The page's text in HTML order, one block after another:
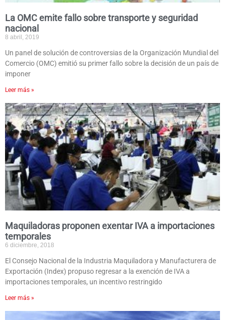
La OMC emite fallo sobre transporte y seguridad
nacional
8 abril, 2019
Un panel de solución de controversias de la Organización Mundial del
Comercio (OMC) emitió su primer fallo sobre la decisión de un país de
imponer
Leer más »
Maquiladoras proponen exentar IVA a importaciones
temporales
6 diciembre, 2018
El Consejo Nacional de la Industria Maquiladora y Manufacturera de
Exportación (Index) propuso regresar a la exención de IVA a
importaciones temporales, un incentivo restringido
Leer más »